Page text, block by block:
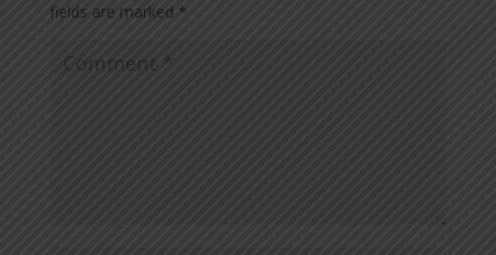
fields are marked *